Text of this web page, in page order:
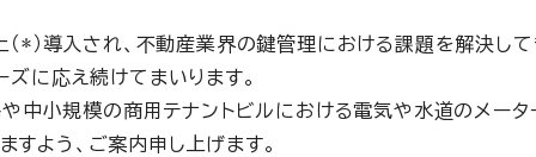
導入され、不動産業界の鍵管理における課題を解決して
に応え続けてまいります。
中小規模の商用テナントビルにおける電気や水道のメー
よう、ご案内申し上げます。